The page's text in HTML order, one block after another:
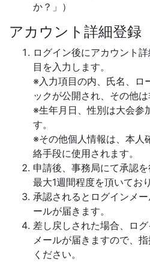
か？」）
アカウント詳細登録
ログイン後にアカウント
目を入力します。
※入力項目の内、氏名、ロ
ックが公開され、その他は
※生年月日、性別は大会参
す。
※その他個人情報は、本人
絡手段に使用されます。
申請後、事務局にて承認
最大1週間程度を頂いてお
承認されるとログインメ
ールが届きます。
差し戻しされた場合、ロ
メールが届きますので、
ください。